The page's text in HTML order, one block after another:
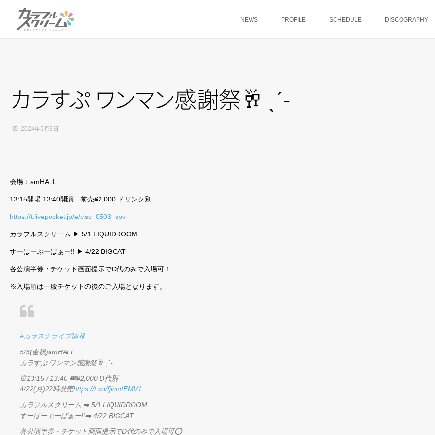
NEWS PROFILE SCHEDULE DISCOGRAPHY
カラすぷ ワンマン感謝祭🥂 ˎˊ-
2024年5月3日
会場：amHALL
13:15開場 13:40開演 前売¥2,000 ドリンク別
https://t.livepocket.jp/e/clsc_0503_spv
カラフルスクリーム ▶︎ 5/1 LIQUIDROOM
すーぱーぷーばぁー!! ▶︎ 4/22 BIGCAT
各公演半券・チケット画面提示でD代のみで入場可！
※入場順は一般チケットの後のご入場となります。
#カラスクライブ情報
5/3(金祝)amHALL
カラすぷ ワンマン感謝祭🥂 ˎˊ-
⏰13:15 / 13:40 🎟¥2,000 D代別
4/22(月)22時発売https://t.co/fjicmtEMV1
カラフルスクリーム ➡️ 5/1 LIQUIDROOM
すーぱーぷーばぁー!!➡️ 4/22 BIGCAT
各公演半券・チケット画面提示でD代のみで入場可⭕️